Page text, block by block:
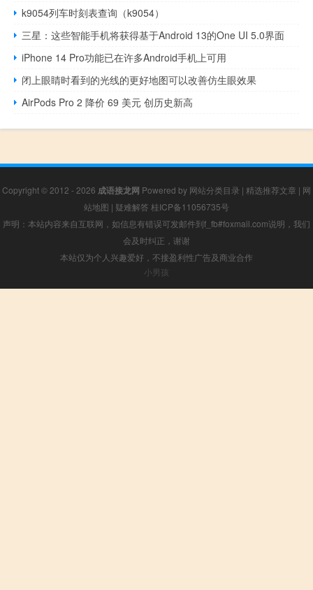
k9054列车时刻表查询（k9054）
三星：这些智能手机将获得基于Android 13的One UI 5.0界面
iPhone 14 Pro功能已在许多Android手机上可用
闭上眼睛时看到的光线的更好地图可以改善仿生眼效果
AirPods Pro 2 降价 69 美元 创历史新高
Copyright © 2012 - 2026 成语接龙网 Powered by 网站分类目录 | 精选推荐文章 | 网
站地图 | 疑难解答 桂ICP备11056735号
声明：本站内容来自互联网，如信息有错误可发邮件到f_fb#foxmail.com说明，我们
会及时纠正，谢谢
本站仅为个人兴趣爱好，不接盈利性广告及商业合作
小男孩